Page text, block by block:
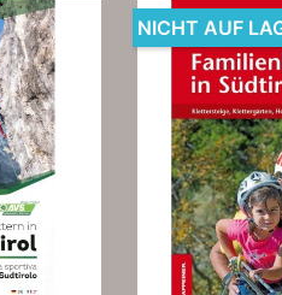
NICHT AUF